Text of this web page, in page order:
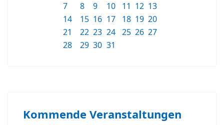
7
8 9 10 11 12 13
14
15 16 17 18 19 20
21
22 23 24 25 26 27
28
29 30 31
Kommende Veranstaltungen